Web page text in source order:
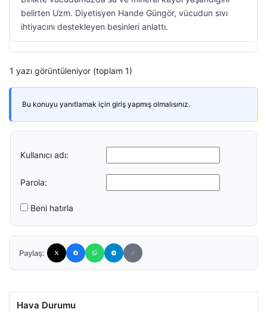
belirten Uzm. Diyetisyen Hande Güngör, vücudun sıvı
ihtiyacını destekleyen besinleri anlattı.
1 yazı görüntüleniyor (toplam 1)
Bu konuyu yanıtlamak için giriş yapmış olmalısınız.
Kullanıcı adı:
Parola:
Beni hatırla
Paylaş:
Hava Durumu